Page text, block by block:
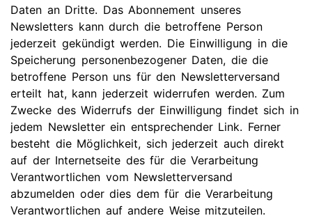
Daten an Dritte. Das Abonnement unseres
Newsletters kann durch die betroffene Person
jederzeit gekündigt werden. Die Einwilligung in die
Speicherung personenbezogener Daten, die die
betroffene Person uns für den Newsletterversand
erteilt hat, kann jederzeit widerrufen werden. Zum
Zwecke des Widerrufs der Einwilligung findet sich in
jedem Newsletter ein entsprechender Link. Ferner
besteht die Möglichkeit, sich jederzeit auch direkt
auf der Internetseite des für die Verarbeitung
Verantwortlichen vom Newsletterversand
abzumelden oder dies dem für die Verarbeitung
Verantwortlichen auf andere Weise mitzuteilen.